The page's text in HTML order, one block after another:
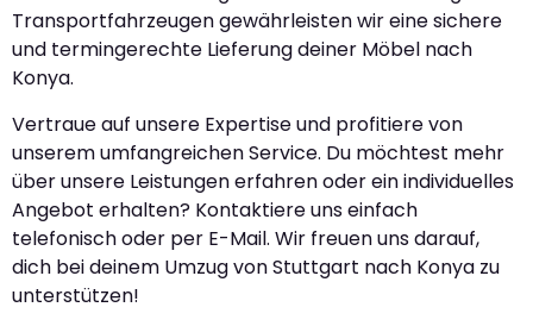
Transportfahrzeugen gewährleisten wir eine sichere
und termingerechte Lieferung deiner Möbel nach
Konya.
Vertraue auf unsere Expertise und profitiere von
unserem umfangreichen Service. Du möchtest mehr
über unsere Leistungen erfahren oder ein individuelles
Angebot erhalten? Kontaktiere uns einfach
telefonisch oder per E-Mail. Wir freuen uns darauf,
dich bei deinem Umzug von Stuttgart nach Konya zu
unterstützen!